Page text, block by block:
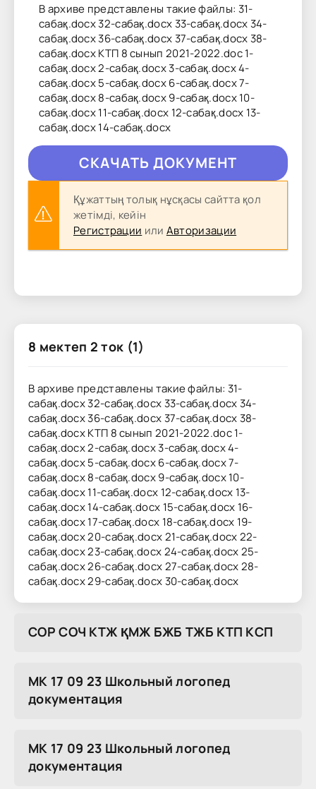
В архиве представлены такие файлы: 31-
сабақ.docx 32-сабақ.docx 33-сабақ.docx 34-
сабақ.docx 36-cабақ.docx 37-cабақ.docx 38-
cабақ.docx КТП 8 сынып 2021-2022.doc 1-
сабақ.docx 2-сабақ.docx 3-сабақ.docx 4-
сабақ.docx 5-сабақ.docx 6-сабақ.docx 7-
сабақ.docx 8-сабақ.docx 9-сабақ.docx 10-
сабақ.docx 11-сабақ.docx 12-сабақ.docx 13-
сабақ.docx 14-сабақ.docx
CКAЧAТЬ ДОКУМЕНТ
Құжаттың толық нұсқасы сайтта қол
жетімді, кейін
Регистрации или Авторизации
8 мектеп 2 ток (1)
В архиве представлены такие файлы: 31-
сабақ.docx 32-сабақ.docx 33-сабақ.docx 34-
сабақ.docx 36-cабақ.docx 37-cабақ.docx 38-
cабақ.docx КТП 8 сынып 2021-2022.doc 1-
сабақ.docx 2-сабақ.docx 3-сабақ.docx 4-
сабақ.docx 5-сабақ.docx 6-сабақ.docx 7-
сабақ.docx 8-сабақ.docx 9-сабақ.docx 10-
сабақ.docx 11-сабақ.docx 12-сабақ.docx 13-
сабақ.docx 14-сабақ.docx 15-сабақ.docx 16-
сабақ.docx 17-сабақ.docx 18-сабақ.docx 19-
сабақ.docx 20-сабақ.docx 21-сабақ.docx 22-
сабақ.docx 23-сабақ.docx 24-сабақ.docx 25-
сабақ.docx 26-сабақ.docx 27-сабақ.docx 28-
сабақ.docx 29-сабақ.docx 30-сабақ.docx
COP COЧ KTЖ ҚMЖ БЖБ TЖБ KTП KCП
МК 17 09 23 Школьный логопед
документация
МК 17 09 23 Школьный логопед
документация